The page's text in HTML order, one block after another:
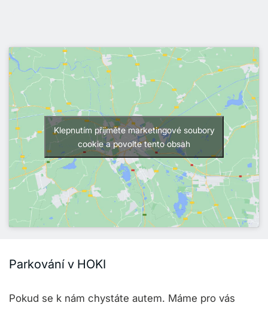
Klepnutím přijměte marketingové soubory
cookie a povolte tento obsah
Parkování v HOKI
Pokud se k nám chystáte autem. Máme pro vás